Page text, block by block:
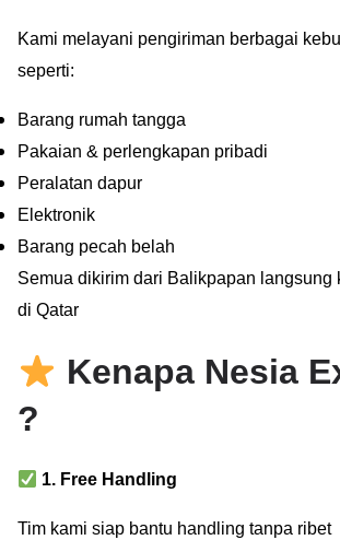
Kami melayani pengiriman berbagai
seperti:
Barang rumah tangga
Pakaian & perlengkapan pribadi
Peralatan dapur
Elektronik
Barang pecah belah
Semua dikirim dari Balikpapan langsung
di Qatar
Kenapa Nesia
?
1. Free Handling
Tim kami siap bantu handling tanpa ribet